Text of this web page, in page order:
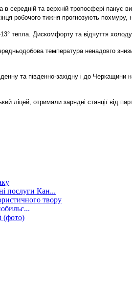
та верхній тропосфері панує
робочого тижня прогнозують похмуру,
Дискомфорту та відчуття холоду
температура ненадовго
та південно-західну і до
ліцей, отримали зарядні станції від
послуги Кан...
твору
(фото)